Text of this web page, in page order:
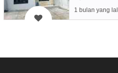
1 bulan yang